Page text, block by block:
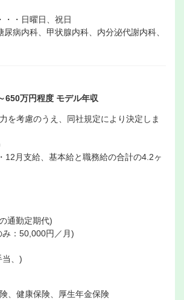
・・日曜日、祝日
病内科、甲状腺内科、内分泌代謝内科、
650万円程度 モデル年収
を考慮のうえ、同社規定により決定しま
12月支給、基本給と職務給の合計の4.2ヶ
通勤定期代)
：50,000円／月)
当、)
、健康保険、厚生年金保険